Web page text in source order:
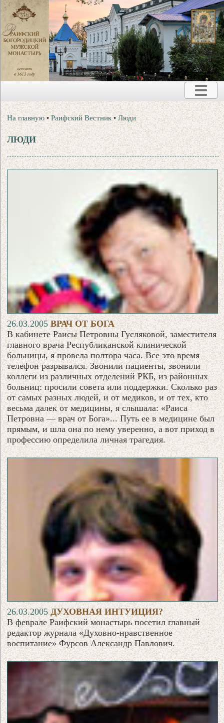
На главную •Раифский Вестник •Люди
ЛЮДИ
26.03.2005ВРАЧ ОТ БОГА
В кабинете Раисы Петровны Гусляковой, заместителя
главного врача Республиканской клинической
больницы, я провела полтора часа. Все это время
телефон разрывался. Звонили пациенты, звонили
коллеги из различных отделений РКБ, из районных
больниц: просили совета или поддержки. Сколько раз
от самых разных людей, и от медиков, и от тех, кто
весьма далек от медицины, я слышала: «Раиса
Петровна — врач от Бога»... Путь ее в медицине был
прямым, и шла она по нему уверенно, а вот приход в
профессию определила личная трагедия.
26.03.2005ДУХОВНАЯ ИНТУИЦИЯ?
В феврале Раифский монастырь посетил главный
редактор журнала «Духовно-нравственное
воспитание» Фурсов Александр Павлович.